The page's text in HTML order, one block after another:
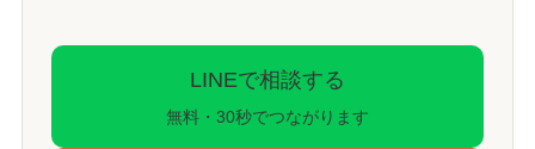
LINEで相談する
無料・30秒でつながります